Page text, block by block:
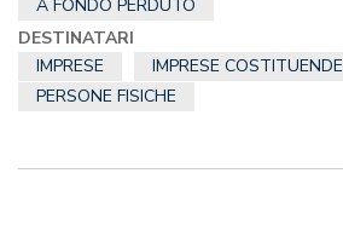
A FONDO PERDUTO
DESTINATARI
IMPRESE
IMPRESE COSTITUENDE
PERSONE FISICHE